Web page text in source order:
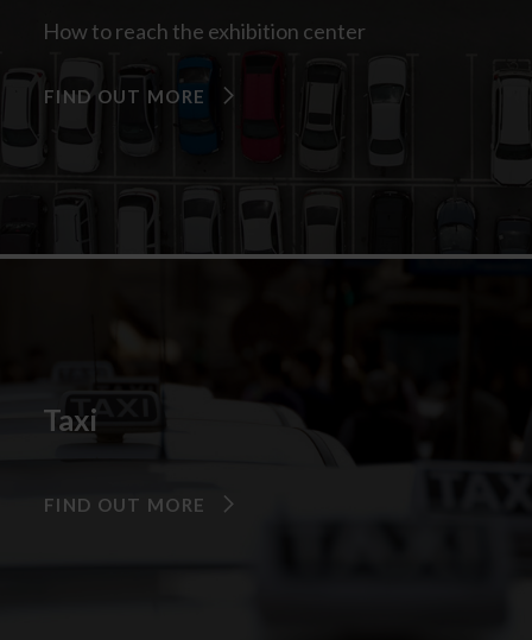
How to reach the exhibition center
FIND OUT MORE
Taxi
FIND OUT MORE